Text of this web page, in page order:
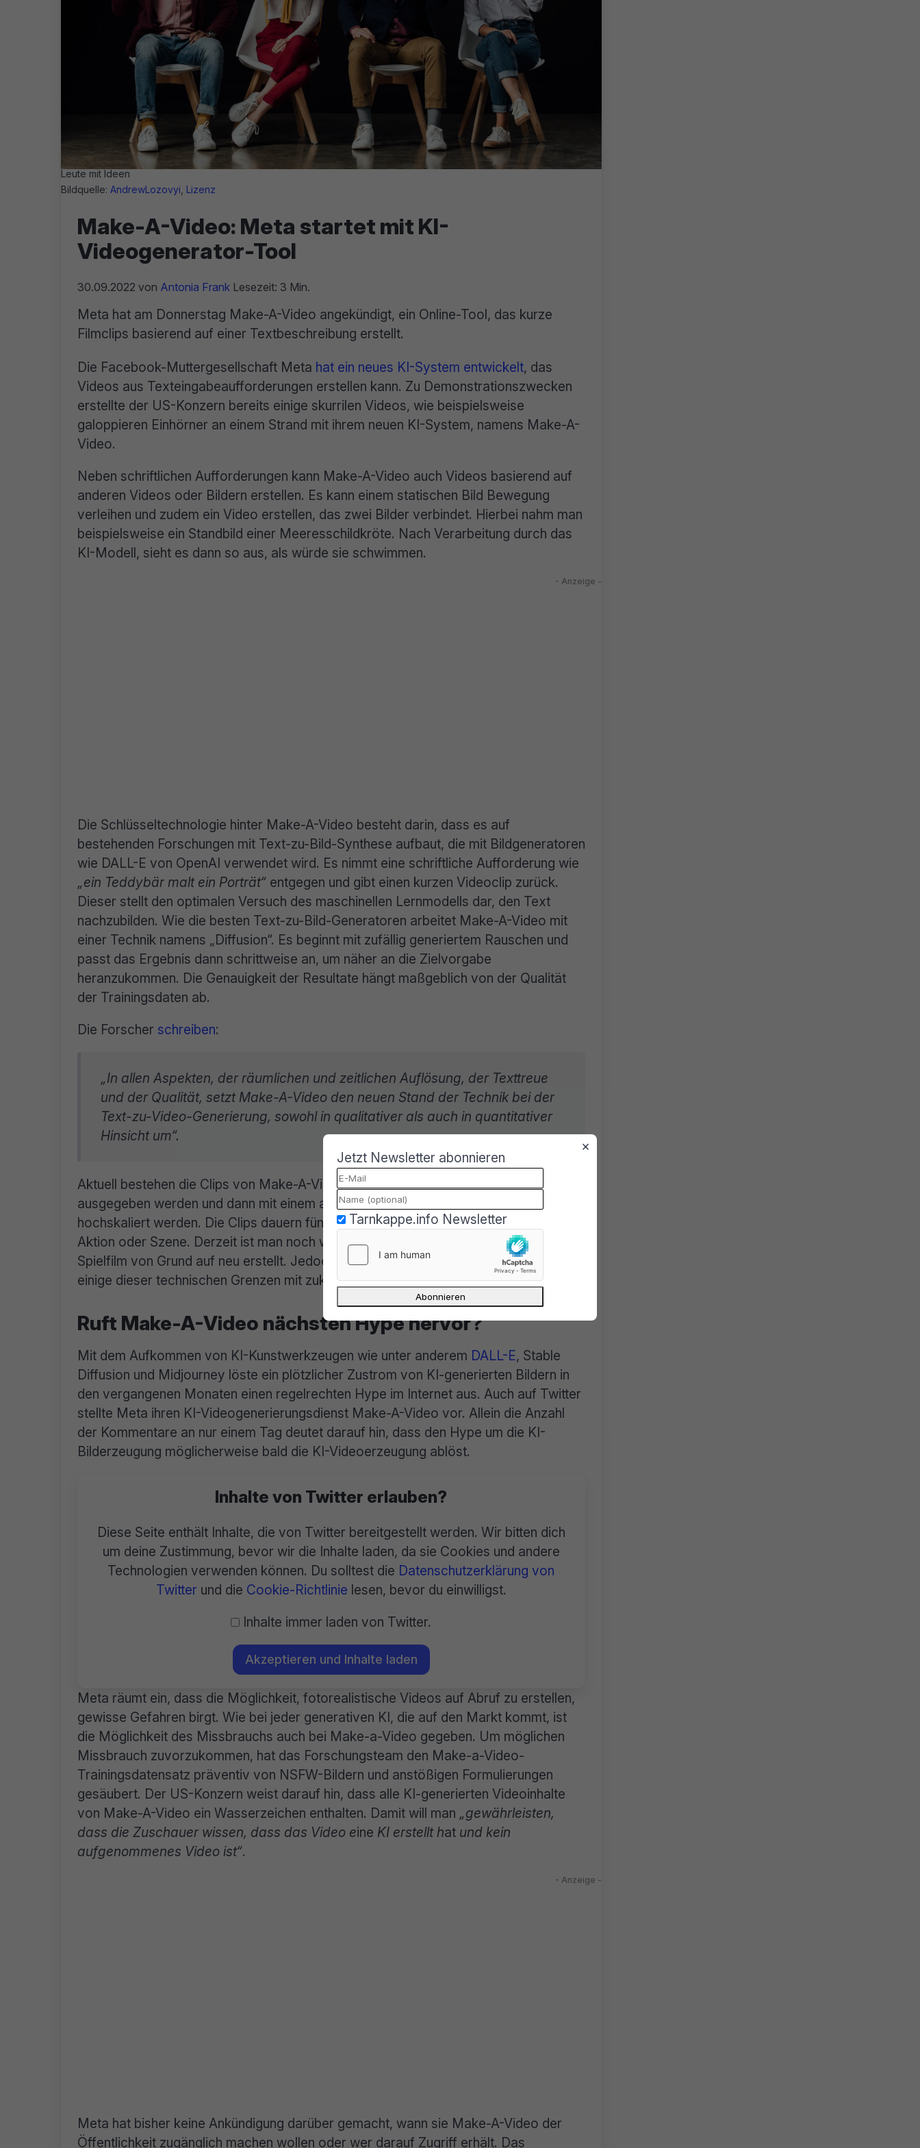
Leute mit Ideen
Bildquelle: AndrewLozovyi Lizenz
Make-A-Video: Meta startet mit KI-
Videogenerator-Tool
30.09.2022 von Antonia Frank Lesezeit: 3 Min.
Meta hat am Donnerstag Make-A-Video angekündigt, ein Online-Tool, das kurze
Filmclips basierend auf einer Textbeschreibung erstellt.
Die Facebook-Muttergesellschaft Meta hat ein neues KI-System entwickelt, das
Videos aus Texteingabeaufforderungen erstellen kann. Zu Demonstrationszwecken
erstellte der US-Konzern bereits einige skurrilen Videos, wie beispielsweise
galoppieren Einhörner an einem Strand mit ihrem neuen KI-System, namens Make-A-
Video.
Neben schriftlichen Aufforderungen kann Make-A-Video auch Videos basierend auf
anderen Videos oder Bildern erstellen. Es kann einem statischen Bild Bewegung
verleihen und zudem ein Video erstellen, das zwei Bilder verbindet. Hierbei nahm man
beispielsweise ein Standbild einer Meeresschildkröte. Nach Verarbeitung durch das
KI-Modell, sieht es dann so aus, als würde sie schwimmen.
Die Schlüsseltechnologie hinter Make-A-Video besteht darin, dass es auf
bestehenden Forschungen mit Text-zu-Bild-Synthese aufbaut, die mit Bildgeneratoren
wie DALL-E von OpenAI verwendet wird. Es nimmt eine schriftliche Aufforderung wie
„ein Teddybär malt ein Porträt“ entgegen und gibt einen kurzen Videoclip zurück.
Dieser stellt den optimalen Versuch des maschinellen Lernmodells dar, den Text
nachzubilden. Wie die besten Text-zu-Bild-Generatoren arbeitet Make-A-Video mit
einer Technik namens „Diffusion“. Es beginnt mit zufällig generiertem Rauschen und
passt das Ergebnis dann schrittweise an, um näher an die Zielvorgabe
heranzukommen. Die Genauigkeit der Resultate hängt maßgeblich von der Qualität
der Trainingsdaten ab.
Die Forscher schreiben:
„In allen Aspekten, der räumlichen und zeitlichen Auflösung, der Texttreue
und der Qualität, setzt Make-A-Video den neuen Stand der Technik bei der
Text-zu-Video-Generierung, sowohl in qualitativer als auch in quantitativer
Hinsicht um“.
Aktuell bestehen die Clips von Make-A-Video aus 16 Frames, die mit 64 x 64 Pixel
ausgegeben werden und dann mit einem anderen KI-Modell auf 768 x 768 Pixel
hochskaliert werden. Die Clips dauern fünf Sekunden und zeigen nur eine einzelne
Aktion oder Szene. Derzeit ist man noch weit davon entfernt, dass eine KI einen
Spielfilm von Grund auf neu erstellt. Jedoch beabsichtigen die Forscher von Meta,
einige dieser technischen Grenzen mit zukünftiger Forschung zu überwinden.
Ruft Make-A-Video nächsten Hype hervor?
Mit dem Aufkommen von KI-Kunstwerkzeugen wie unter anderem DALL-E, Stable
Diffusion und Midjourney löste ein plötzlicher Zustrom von KI-generierten Bildern in
den vergangenen Monaten einen regelrechten Hype im Internet aus. Auch auf Twitter
stellte Meta ihren KI-Videogenerierungsdienst Make-A-Video vor. Allein die Anzahl
der Kommentare an nur einem Tag deutet darauf hin, dass den Hype um die KI-
Bilderzeugung möglicherweise bald die KI-Videoerzeugung ablöst.
Inhalte von Twitter erlauben?
Diese Seite enthält Inhalte, die von Twitter bereitgestellt werden. Wir bitten dich
um deine Zustimmung, bevor wir die Inhalte laden, da sie Cookies und andere
Technologien verwenden können. Du solltest die Datenschutzerklärung von
Twitter und die Cookie-Richtlinie lesen, bevor du einwilligst.
Inhalte immer laden von Twitter.
Akzeptieren und Inhalte laden
Meta räumt ein, dass die Möglichkeit, fotorealistische Videos auf Abruf zu erstellen,
gewisse Gefahren birgt. Wie bei jeder generativen KI, die auf den Markt kommt, ist
die Möglichkeit des Missbrauchs auch bei Make-a-Video gegeben. Um möglichen
Missbrauch zuvorzukommen, hat das Forschungsteam den Make-a-Video-
Trainingsdatensatz präventiv von NSFW-Bildern und anstößigen Formulierungen
gesäubert. Der US-Konzern weist darauf hin, dass alle KI-generierten Videoinhalte
von Make-A-Video ein Wasserzeichen enthalten. Damit will man „gewährleisten,
dass die Zuschauer wissen, dass das Video eine KI erstellt hat und kein
aufgenommenes Video ist“.
Meta hat bisher keine Ankündigung darüber gemacht, wann sie Make-A-Video der
Öffentlichkeit zugänglich machen wollen oder wer darauf Zugriff erhält. Das
×
Jetzt Newsletter abonnieren
Tarnkappe.info Newsletter